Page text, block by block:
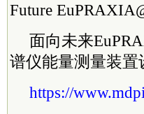
Future
面向未来
谱仪能量测量装置
https://